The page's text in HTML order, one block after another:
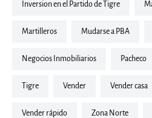
Inversion en el Partido de Tigre
Martilleros Mudarse a PBA
Negocios Inmobiliarios Pacheco
Tigre Vender vender casa
vender rápido Zona Norte